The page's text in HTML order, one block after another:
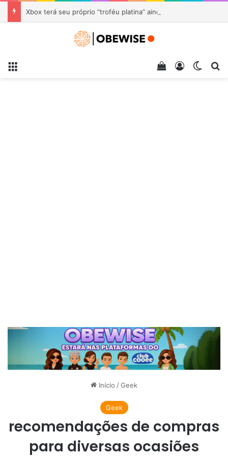
Xbox terá seu próprio “troféu platina” ainda este ano
Entrar
Veja seu
Início /Geek
Geek
recomendações de compras
para diversas ocasiões